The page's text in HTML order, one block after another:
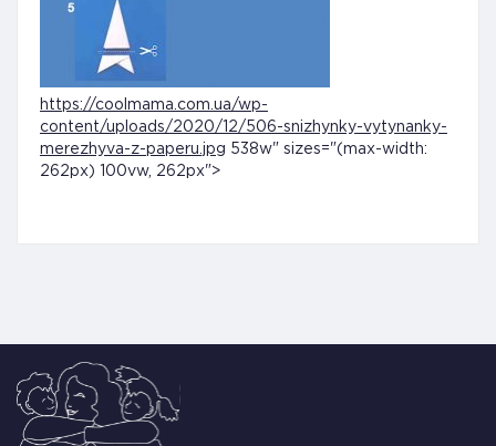
https://coolmama.com.ua/wp-
content/uploads/2020/12/506-snizhynky-vytynanky-
merezhyva-z-paperu.jpg 538w" sizes="(max-width:
262px) 100vw, 262px">